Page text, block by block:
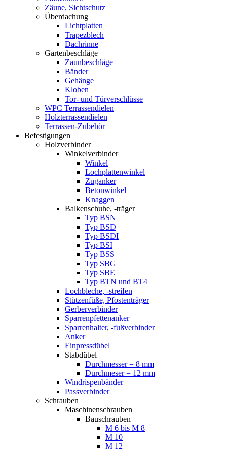
Zäune, Sichtschutz
Überdachung
Lichtplatten
Trapezblech
Dachrinne
Gartenbeschläge
Zaunbeschläge
Bänder
Gehänge
Kloben
Tor- und Türverschlüsse
WPC Terrassendielen
Holzterrassendielen
Terrassen-Zubehör
Befestigungen
Holzverbinder
Winkelverbinder
Winkel
Lochplattenwinkel
Zuganker
Betonwinkel
Knaggen
Balkenschuhe, -träger
Typ BSN
Typ BSD
Typ BSDI
Typ BSI
Typ BSS
Typ SBG
Typ SBE
Typ BTN und BT4
Lochbleche, -streifen
Stützenfüße, Pfostenträger
Gerberverbinder
Sparrenpfettenanker
Sparrenhalter, -fußverbinder
Anker
Einpressdübel
Stabdübel
Durchmesser = 8 mm
Durchmeser = 12 mm
Windrispenbänder
Passverbinder
Schrauben
Maschinenschrauben
Bauschrauben
M 6 bis M 8
M 10
M 12